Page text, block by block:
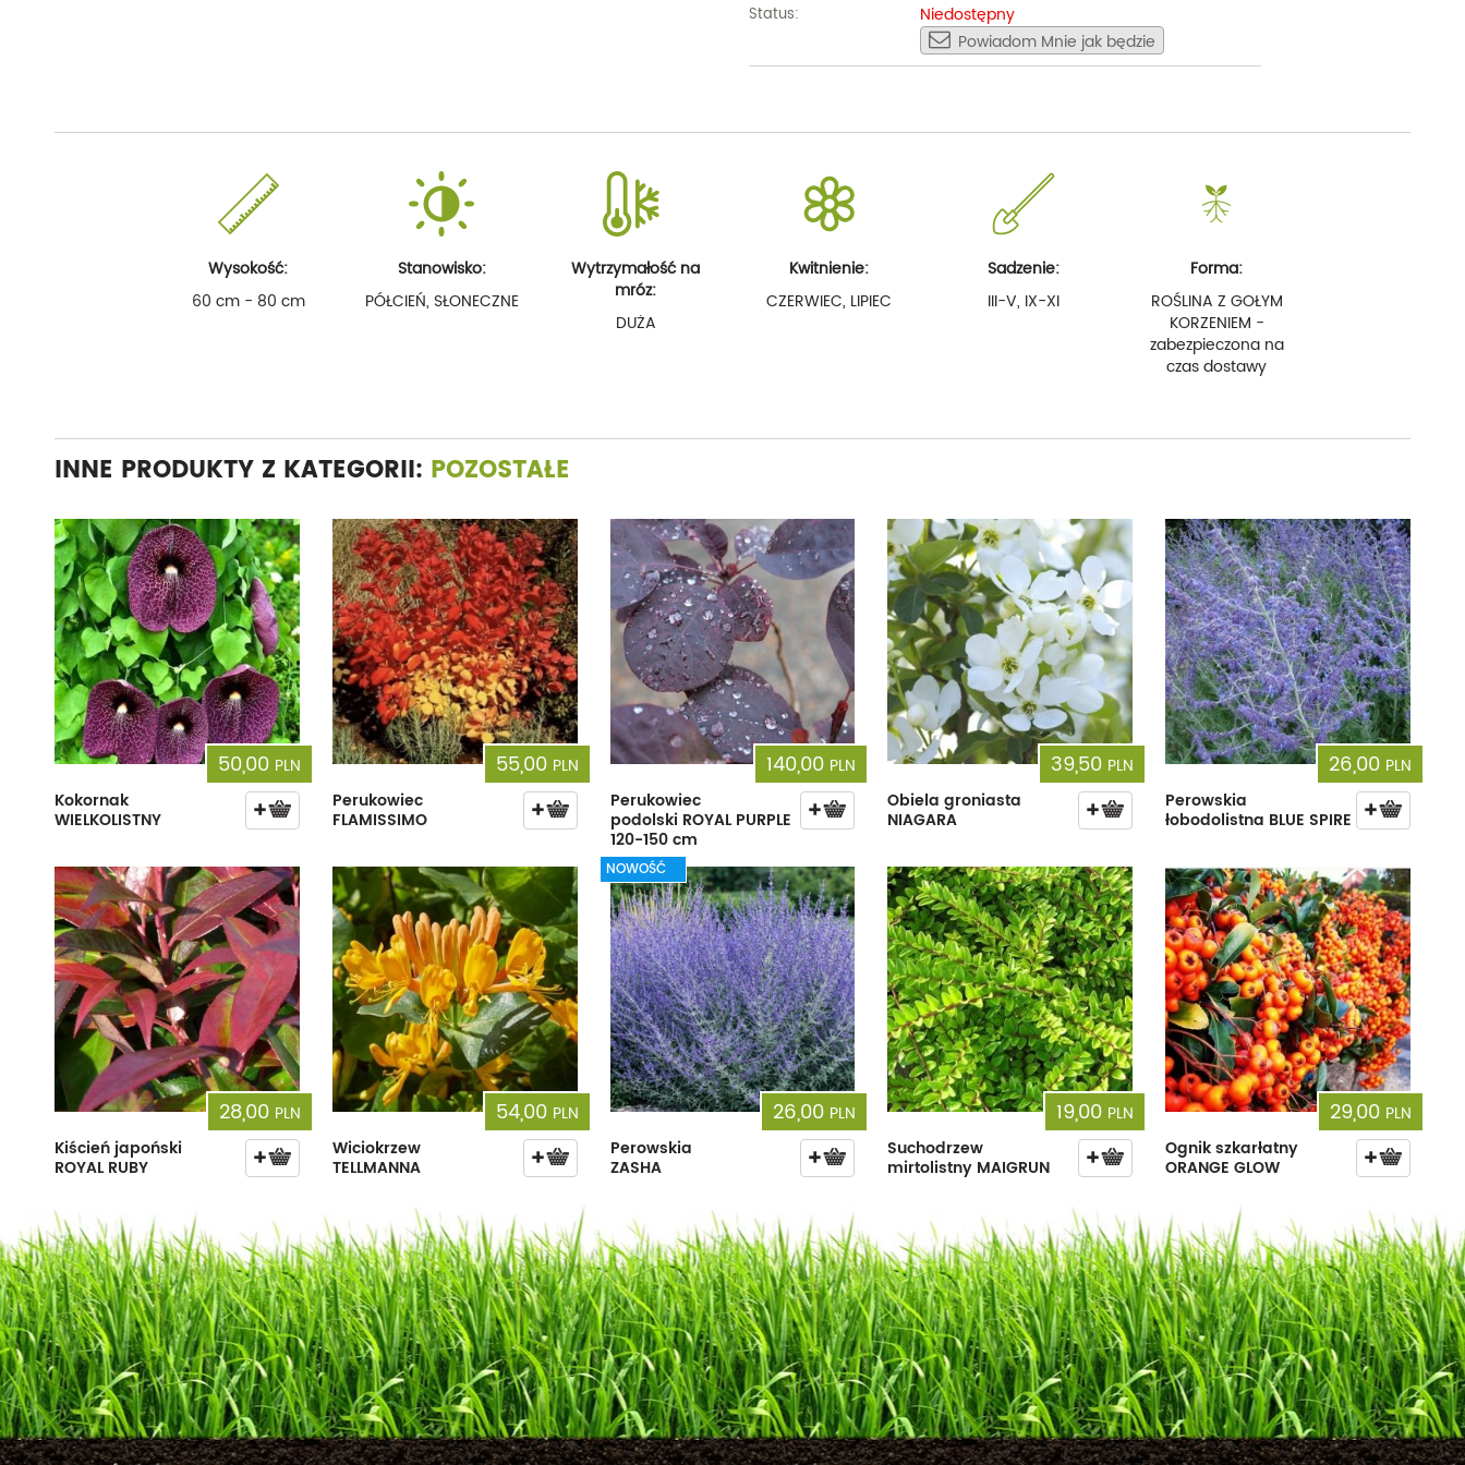
Status:
Niedostępny
Powiadom Mnie jak będzie
Wysokość:
60 cm - 80 cm
Stanowisko:
PÓŁCIEŃ, SŁONECZNE
Wytrzymałość na
mróz:
DUŻA
Kwitnienie:
CZERWIEC, LIPIEC
Sadzenie:
III-V, IX-XI
Forma:
ROŚLINA Z GOŁYM
KORZENIEM -
zabezpieczona na
czas dostawy
INNE PRODUKTY Z KATEGORII: POZOSTAŁE
50,00 PLN
Kokornak
WIELKOLISTNY
55,00 PLN
Perukowiec
FLAMISSIMO
140,00 PLN
Perukowiec
podolski ROYAL PURPLE
120-150 cm
39,50 PLN
Obiela groniasta
NIAGARA
26,00 PLN
Perowskia
łobodolistna BLUE SPIRE
28,00 PLN
Kiścień japoński
ROYAL RUBY
54,00 PLN
Wiciokrzew
TELLMANNA
NOWOŚĆ
26,00 PLN
Perowskia
ZASHA
19,00 PLN
Suchodrzew
mirtolistny MAIGRUN
29,00 PLN
Ognik szkarłatny
ORANGE GLOW